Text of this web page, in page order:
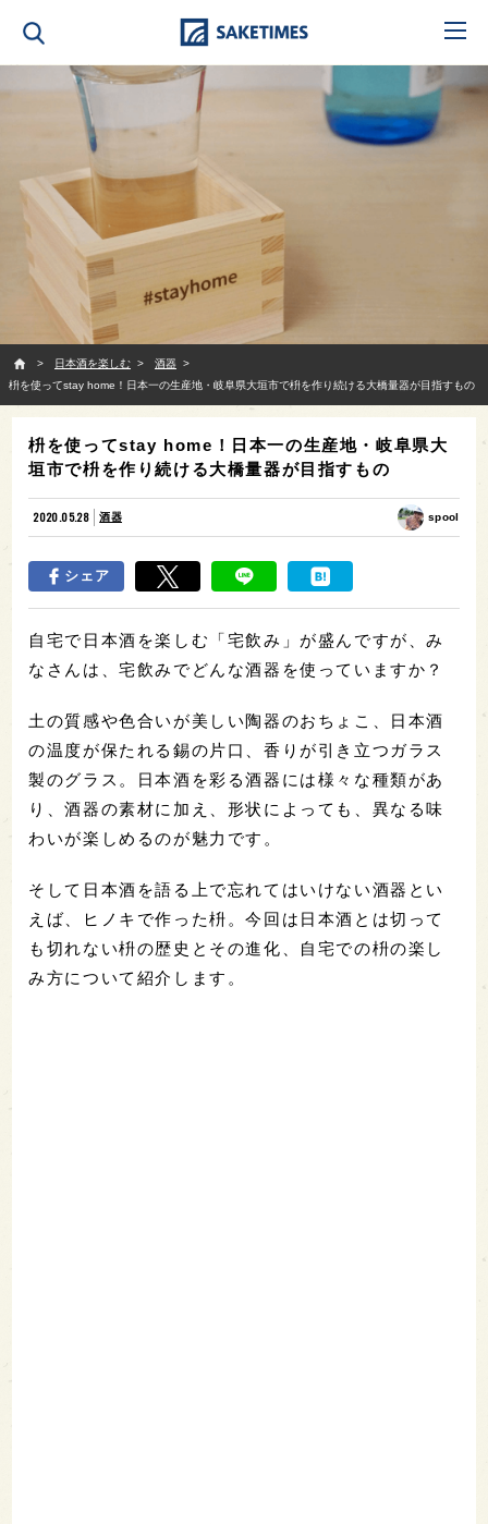
日本酒を楽しむ
酒器
枡を使ってstay home！日本一の生産地・岐阜県大垣市で枡を作り続ける大橋量器が目指すもの
枡を使ってstay home！日本一の生産地・岐阜県大
垣市で枡を作り続ける大橋量器が目指すもの
2020.05.28 酒器 spool
シェア
自宅で日本酒を楽しむ「宅飲み」が盛んですが、み
なさんは、宅飲みでどんな酒器を使っていますか？
土の質感や色合いが美しい陶器のおちょこ、日本酒
の温度が保たれる錫の片口、香りが引き立つガラス
製のグラス。日本酒を彩る酒器には様々な種類があ
り、酒器の素材に加え、形状によっても、異なる味
わいが楽しめるのが魅力です。
そして日本酒を語る上で忘れてはいけない酒器とい
えば、ヒノキで作った枡。今回は日本酒とは切って
も切れない枡の歴史とその進化、自宅での枡の楽し
み方について紹介します。